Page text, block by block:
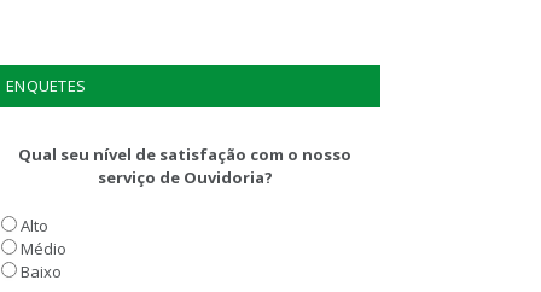
ENQUETES
Qual seu nível de satisfação com o nosso
serviço de Ouvidoria?
Alto
Médio
Baixo